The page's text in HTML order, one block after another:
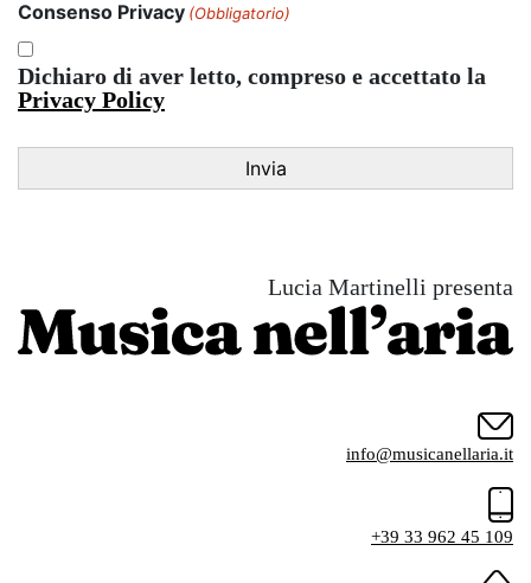
Consenso Privacy (Obbligatorio)
Dichiaro di aver letto, compreso e accettato la
Privacy Policy
Lucia Martinelli presenta
info@musicanellaria.it
+39 33 962 45 109